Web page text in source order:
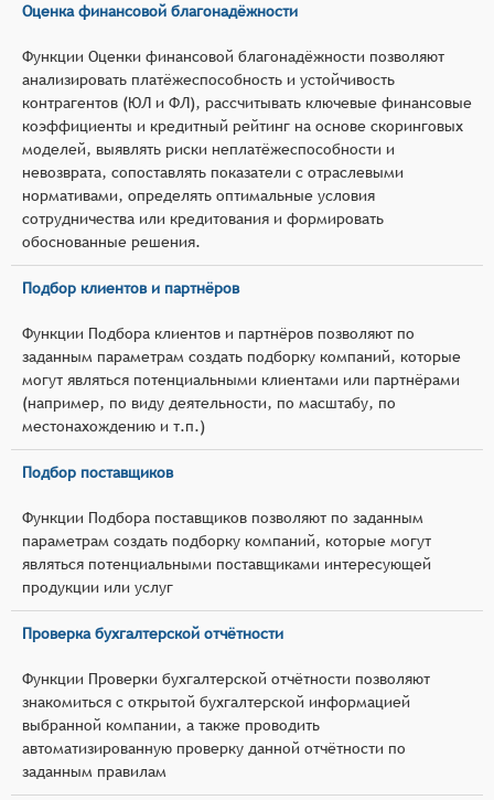
Оценка финансовой благонадёжности
Функции Оценки финансовой благонадёжности позволяют
анализировать платёжеспособность и устойчивость
контрагентов (ЮЛ и ФЛ), рассчитывать ключевые финансовые
коэффициенты и кредитный рейтинг на основе скоринговых
моделей, выявлять риски неплатёжеспособности и
невозврата, сопоставлять показатели с отраслевыми
нормативами, определять оптимальные условия
сотрудничества или кредитования и формировать
обоснованные решения.
Подбор клиентов и партнёров
Функции Подбора клиентов и партнёров позволяют по
заданным параметрам создать подборку компаний, которые
могут являться потенциальными клиентами или партнёрами
(например, по виду деятельности, по масштабу, по
местонахождению и т.п.)
Подбор поставщиков
Функции Подбора поставщиков позволяют по заданным
параметрам создать подборку компаний, которые могут
являться потенциальными поставщиками интересующей
продукции или услуг
Проверка бухгалтерской отчётности
Функции Проверки бухгалтерской отчётности позволяют
знакомиться с открытой бухгалтерской информацией
выбранной компании, а также проводить
автоматизированную проверку данной отчётности по
заданным правилам